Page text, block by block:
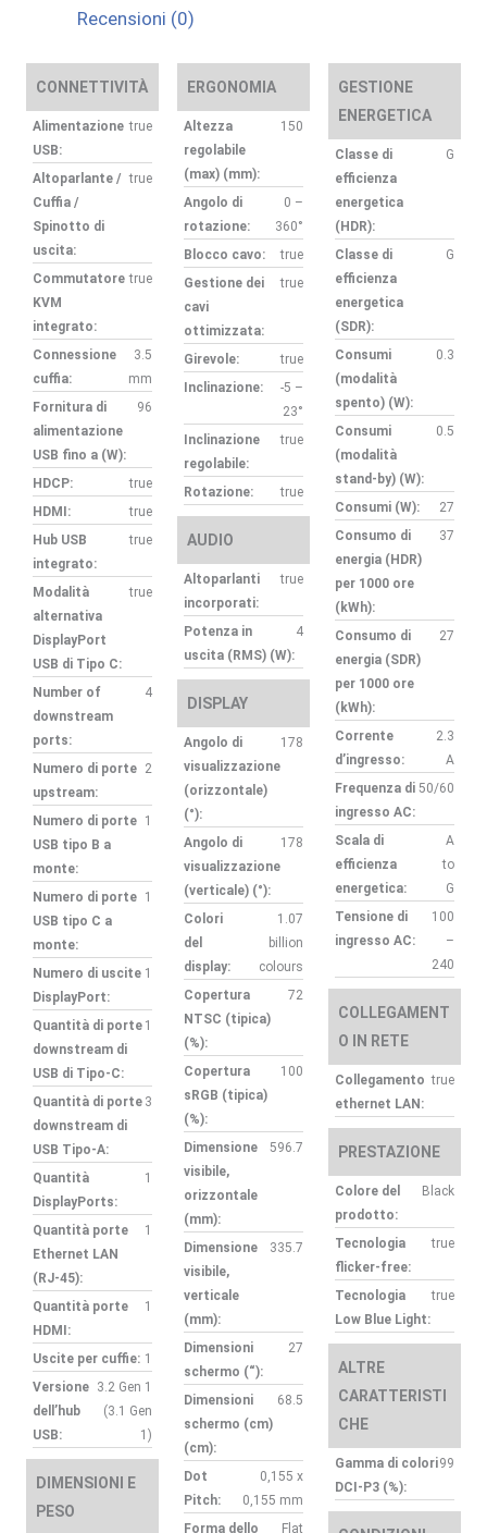
quantità
Recensioni (0)
CONNETTIVITÀ
Alimentazione
USB:
true
Altoparlante /
Cuffia /
Spinotto di
uscita:
true
Commutatore
KVM
integrato:
true
Connessione
cuffia:
3.5
mm
Fornitura di
alimentazione
USB fino a (W):
96
HDCP:
true
HDMI:
true
Hub USB
integrato:
true
Modalità
alternativa
DisplayPort
USB di Tipo C:
true
Number of
downstream
ports:
4
Numero di porte
upstream:
2
Numero di porte
USB tipo B a
monte:
1
Numero di porte
USB tipo C a
monte:
1
Numero di uscite
DisplayPort:
1
Quantità di porte
downstream di
USB di Tipo-C:
1
Quantità di porte
downstream di
USB Tipo-A:
3
Quantità
DisplayPorts:
1
Quantità porte
Ethernet LAN
(RJ-45):
1
Quantità porte
HDMI:
1
Uscite per cuffie: 1
Versione
dell’hub
USB:
3.2 Gen 1
(3.1 Gen
1)
DIMENSIONI E
PESO
ERGONOMIA
Altezza
regolabile
(max) (mm):
150
Angolo di
rotazione:
0 –
360°
Blocco cavo:
true
Gestione dei
cavi
ottimizzata:
true
Girevole:
true
Inclinazione:
-5 –
23°
Inclinazione
regolabile:
true
Rotazione: true
AUDIO
Altoparlanti
incorporati:
true
Potenza in
uscita (RMS) (W):
4
DISPLAY
Angolo di
visualizzazione
(orizzontale)
(°):
178
Angolo di
visualizzazione
(verticale) (°):
178
Colori
del
display:
1.07
billion
colours
Copertura
NTSC (tipica)
(%):
72
Copertura
sRGB (tipica)
(%):
100
Dimensione
visibile,
orizzontale
(mm):
596.7
Dimensione
visibile,
verticale
(mm):
335.7
Dimensioni
schermo (“):
27
Dimensioni
schermo (cm)
(cm):
68.5
Dot
Pitch:
0,155 x
0,155 mm
Forma dello
Flat
GESTIONE
ENERGETICA
Classe di
efficienza
energetica
(HDR):
G
Classe di
efficienza
energetica
(SDR):
G
Consumi
(modalità
spento) (W):
0.3
Consumi
(modalità
stand-by) (W):
0.5
Consumi (W):
27
Consumo di
energia (HDR)
per 1000 ore
(kWh):
37
Consumo di
energia (SDR)
per 1000 ore
(kWh):
27
Corrente
d’ingresso:
2.3
A
Frequenza di
ingresso AC:
50/60
Scala di
efficienza
energetica:
A
to
G
Tensione di
ingresso AC:
100
–
240
COLLEGAMENT
O IN RETE
Collegamento
ethernet LAN:
true
PRESTAZIONE
Colore del
prodotto:
Black
Tecnologia
flicker-free:
true
Tecnologia
Low Blue Light:
true
ALTRE
CARATTERISTI
CHE
Gamma di colori
DCI-P3 (%):
99